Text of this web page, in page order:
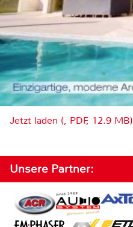
Jetzt laden (, PDF, 12.9 MB)
Unsere Partner: